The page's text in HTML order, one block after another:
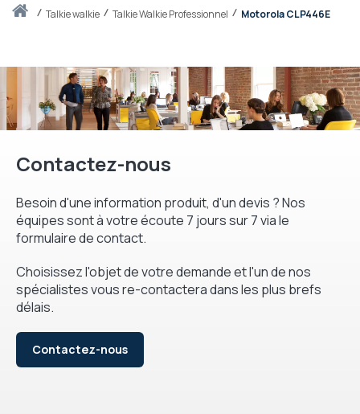
Accueiltalkie walkie Talkie Walkie Professionnel Motorola CLP446E
Contactez-nous
Besoin d'une information produit, d'un devis ? Nos
équipes sont à votre écoute 7 jours sur 7 via le
formulaire de contact.
Choisissez l'objet de votre demande et l'un de nos
spécialistes vous re-contactera dans les plus brefs
délais.
Contactez-nous